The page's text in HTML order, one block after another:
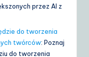
przez AI z
do tworzenia
twórców: Poznaj
do tworzenia